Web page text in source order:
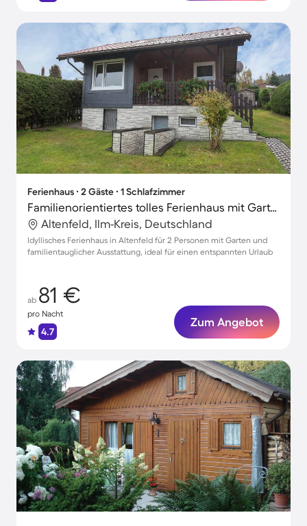
Ferienhaus ∙ 2 Gäste ∙ 1 Schlafzimmer
Familienorientiertes tolles Ferienhaus mit Garten, Grill und Terrasse | Haustiere sind willkommen
Altenfeld, Ilm-Kreis, Deutschland
Idyllisches Ferienhaus in Altenfeld für 2 Personen mit Garten und
familientauglicher Ausstattung, ideal für einen entspannten Urlaub
ab 81 €
pro Nacht
4.7
Zum Angebot